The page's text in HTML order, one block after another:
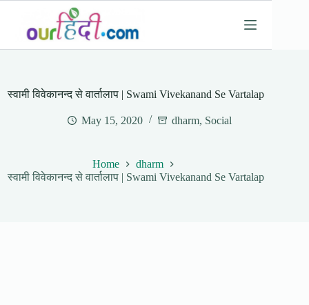
content
स्वामी विवेकानन्द से वार्तालाप | Swami Vivekanand Se Vartalap
May 15, 2020 dharm, Social
Home
dharm
स्वामी विवेकानन्द से वार्तालाप | Swami Vivekanand Se Vartalap